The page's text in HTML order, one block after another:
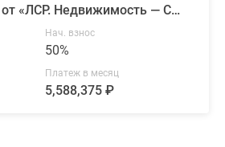
Рассрочка 50/50 от «ЛСР. Недвижимость — Северо-Запад»
Нач. взнос
50%
Платеж в месяц
5,588,375 ₽